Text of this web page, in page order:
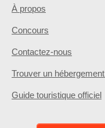
À propos
Concours
Contactez-nous
Trouver un
Guide touristique officiel